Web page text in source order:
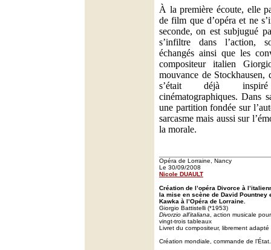
À la première écoute, elle
de film que d’opéra et ne
seconde, on est subjugué
s’infiltre dans l’action,
échangés ainsi que les
compositeur italien
mouvance de
s’était déjà
cinématographiques. Dans
une partition fondée sur
sarcasme mais aussi sur
la morale.
Opéra de Lorraine, Nancy
Le 30/09/2008
Nicole DUAULT
Création de l’opéra Divorce à
la mise en scène de David Pountney
Kawka à l’Opéra de Lorraine.
Giorgio Battistelli (*1953)
Divorzio all’italiana , action musicale
vingt-trois tableaux
Livret du compositeur, librement
Création mondiale, commande de l’État.